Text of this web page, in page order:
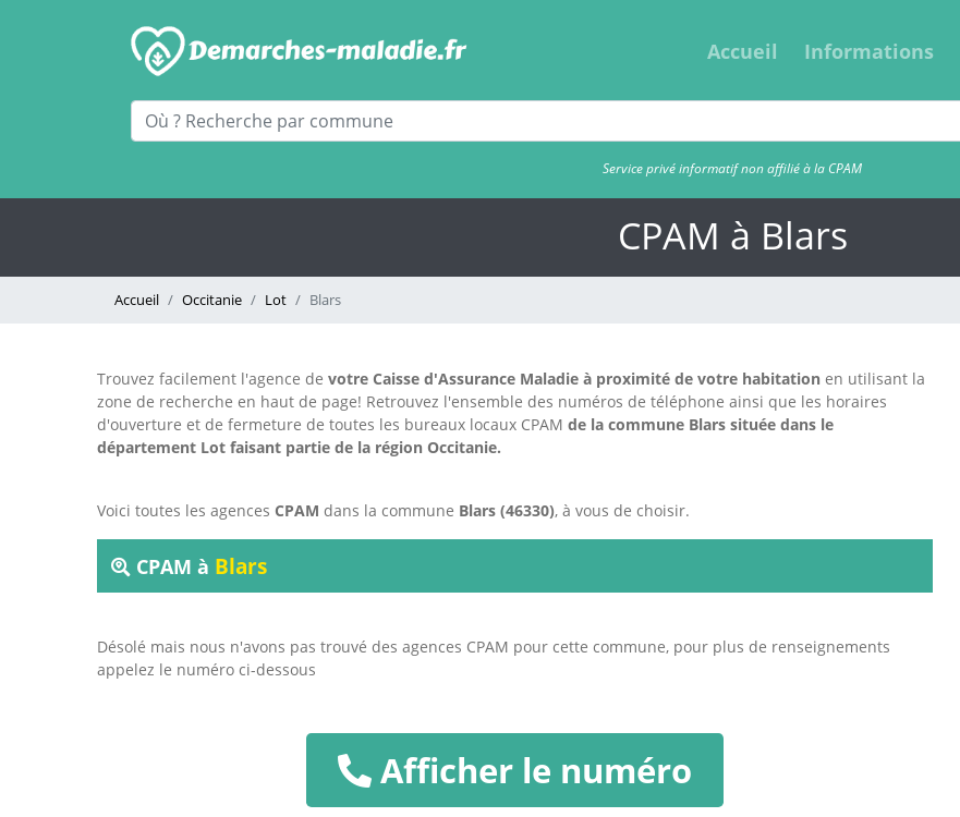
Accueil Informations
Service privé informatif non affilié à la CPAM
CPAM à Blars
Accueil Occitanie Lot Blars
Trouvez facilement l'agence de votre Caisse d'Assurance Maladie à proximité de votre habitation en utilisant la
zone de recherche en haut de page! Retrouvez l'ensemble des numéros de téléphone ainsi que les horaires
d'ouverture et de fermeture de toutes les bureaux locaux CPAM de la commune Blars située dans le
département Lot faisant partie de la région Occitanie.
Voici toutes les agences CPAM dans la commune Blars (46330), à vous de choisir.
CPAM à Blars
Désolé mais nous n'avons pas trouvé des agences CPAM pour cette commune, pour plus de renseignements
appelez le numéro ci-dessous
Afficher le numéro